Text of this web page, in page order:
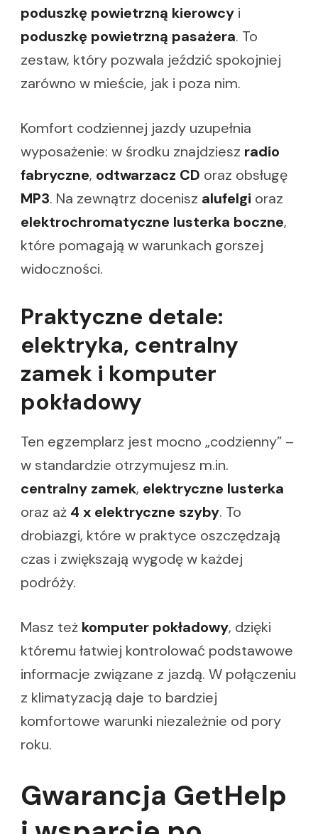
poduszkę powietrzną kierowcy i
poduszkę powietrzną pasażera. To
zestaw, który pozwala jeździć spokojniej
zarówno w mieście, jak i poza nim.
Komfort codziennej jazdy uzupełnia
wyposażenie: w środku znajdziesz radio
fabryczne, odtwarzacz CD oraz obsługę
MP3. Na zewnątrz docenisz alufelgi oraz
elektrochromatyczne lusterka boczne,
które pomagają w warunkach gorszej
widoczności.
Praktyczne detale:
elektryka, centralny
zamek i komputer
pokładowy
Ten egzemplarz jest mocno „codzienny” –
w standardzie otrzymujesz m.in.
centralny zamek, elektryczne lusterka
oraz aż 4 x elektryczne szyby. To
drobiazgi, które w praktyce oszczędzają
czas i zwiększają wygodę w każdej
podróży.
Masz też komputer pokładowy, dzięki
któremu łatwiej kontrolować podstawowe
informacje związane z jazdą. W połączeniu
z klimatyzacją daje to bardziej
komfortowe warunki niezależnie od pory
roku.
Gwarancja GetHelp